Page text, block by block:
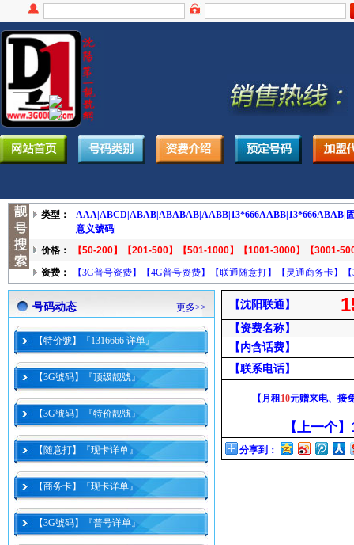
类型： AAA| ABCD| ABAB| ABABAB| AABB| 13*666AABB| 13*666ABAB|
意义號码|
价格：
【50-200】 【201-500】 【501-1000】 【1001-3000】
【3001-
资费：
【3G普号资费】 【4G普号资费】 【联通随意打】 【灵通商务卡】
号码动态 更多>>
【特价號】『1316666 详单』
【3G號码】『顶级靓號』
【3G號码】『特价靓號』
【随意打】『现卡详单』
【商务卡】『现卡详单』
【3G號码】『普号详单』
【沈阳联通】
【资费名称】
【内含话费】
【联系电话】
【月租10元赠来电、接
【上一个】
分享到：